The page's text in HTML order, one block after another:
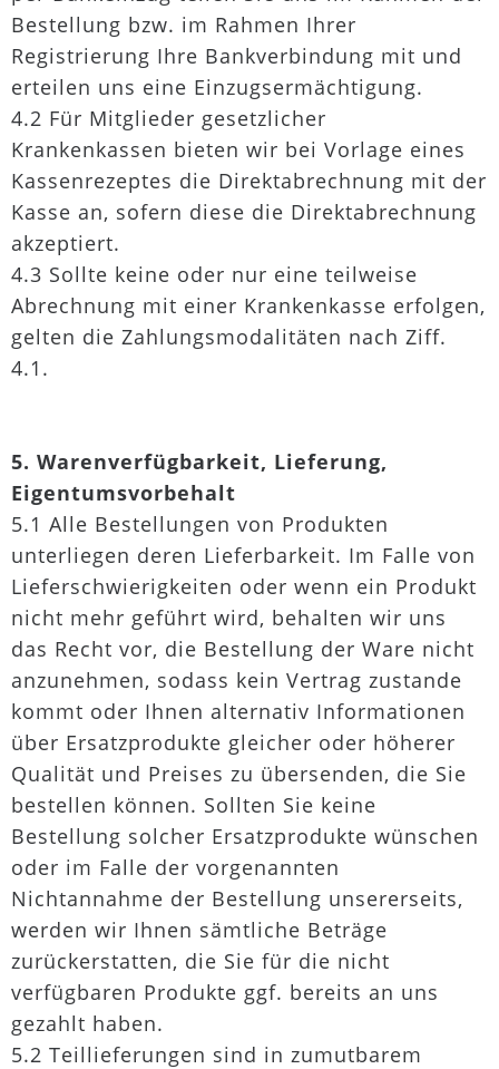
Bestellung bzw. im Rahmen Ihrer
Registrierung Ihre Bankverbindung mit und
erteilen uns eine Einzugsermächtigung.
4.2 Für Mitglieder gesetzlicher
Krankenkassen bieten wir bei Vorlage eines
Kassenrezeptes die Direktabrechnung mit der
Kasse an, sofern diese die Direktabrechnung
akzeptiert.
4.3 Sollte keine oder nur eine teilweise
Abrechnung mit einer Krankenkasse erfolgen,
gelten die Zahlungsmodalitäten nach Ziff.
4.1.
5. Warenverfügbarkeit, Lieferung,
Eigentumsvorbehalt
5.1 Alle Bestellungen von Produkten
unterliegen deren Lieferbarkeit. Im Falle von
Lieferschwierigkeiten oder wenn ein Produkt
nicht mehr geführt wird, behalten wir uns
das Recht vor, die Bestellung der Ware nicht
anzunehmen, sodass kein Vertrag zustande
kommt oder Ihnen alternativ Informationen
über Ersatzprodukte gleicher oder höherer
Qualität und Preises zu übersenden, die Sie
bestellen können. Sollten Sie keine
Bestellung solcher Ersatzprodukte wünschen
oder im Falle der vorgenannten
Nichtannahme der Bestellung unsererseits,
werden wir Ihnen sämtliche Beträge
zurückerstatten, die Sie für die nicht
verfügbaren Produkte ggf. bereits an uns
gezahlt haben.
5.2 Teillieferungen sind in zumutbarem